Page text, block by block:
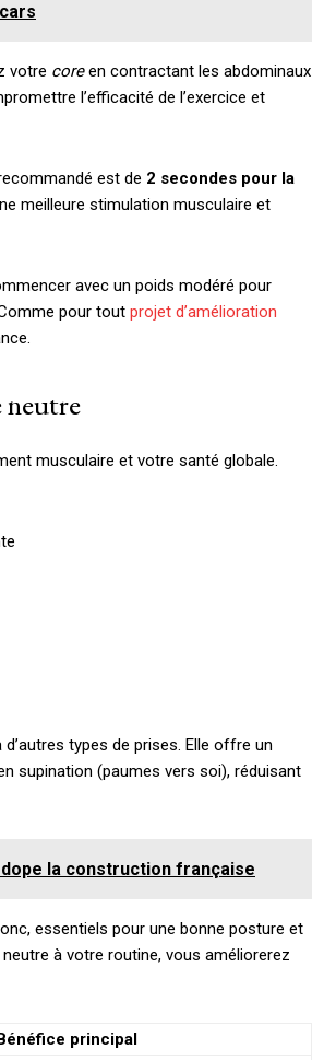
votre coreen contractant les abdominaux
l’efficacité de l’exercice et
est de 2 secondes pour la
meilleure stimulation musculaire et
avec un poids modéré pour
pour tout projet d’amélioration
neutre
musculaire et votre santé globale.
types de prises. Elle offre un
supination (paumes vers soi), réduisant
dope la construction française
essentiels pour une bonne posture et
à votre routine, vous améliorerez
principal